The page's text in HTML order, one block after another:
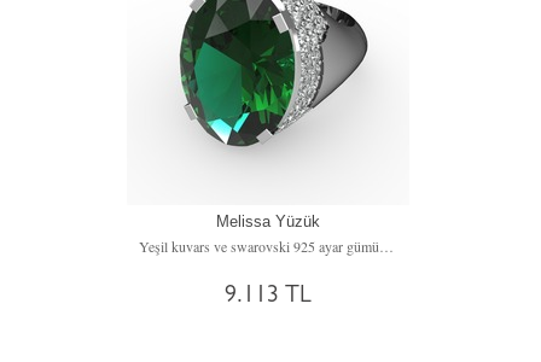
Melissa Yüzük
9.113 TL